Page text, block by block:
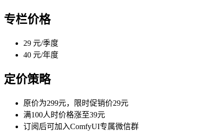
专栏价格
29 元/季度
40 元/年度
定价策略
原价为299元，限时促销价29元
满100人时价格涨至39元
订阅后可加入ComfyUI专属微信群